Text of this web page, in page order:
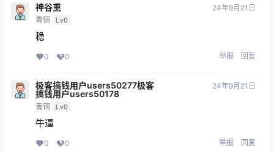
神谷熏
青铜 Lv0
24年9月21日
稳
0 0 举报 回复
极客搞钱用户users50277极客
搞钱用户users50178
青铜 Lv0
24年9月21日
牛逼
0 0 举报 回复